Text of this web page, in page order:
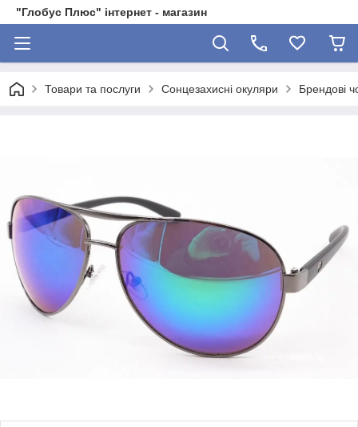
"Глобус Плюс" інтернет - магазин
Товари та послуги Сонцезахисні окуляри Брендові